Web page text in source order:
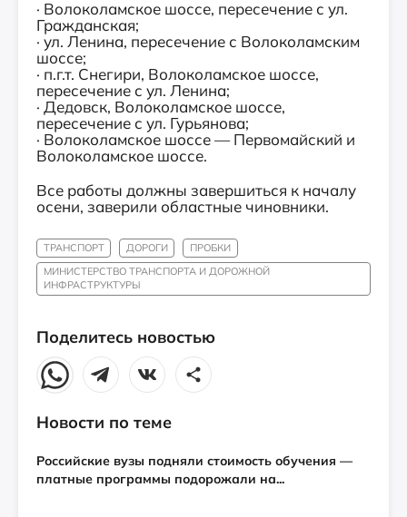
· Волоколамское шоссе, пересечение с ул.
Гражданская;
· ул. Ленина, пересечение с Волоколамским
шоссе;
· п.г.т. Снегири, Волоколамское шоссе,
пересечение с ул. Ленина;
· Дедовск, Волоколамское шоссе,
пересечение с ул. Гурьянова;
· Волоколамское шоссе — Первомайский и
Волоколамское шоссе.
Все работы должны завершиться к началу
осени, заверили областные чиновники.
ТРАНСПОРТ ДОРОГИ
ПРОБКИ
МИНИСТЕРСТВО ТРАНСПОРТА И ДОРОЖНОЙ
ИНФРАСТРУКТУРЫ
Поделитесь новостью
Новости по теме
Российские вузы подняли стоимость обучения —
платные программы подорожали на...